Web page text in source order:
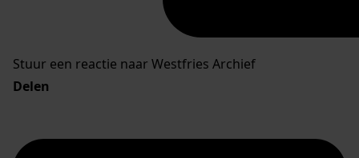
Stuur een reactie naar Westfries Archief
Delen